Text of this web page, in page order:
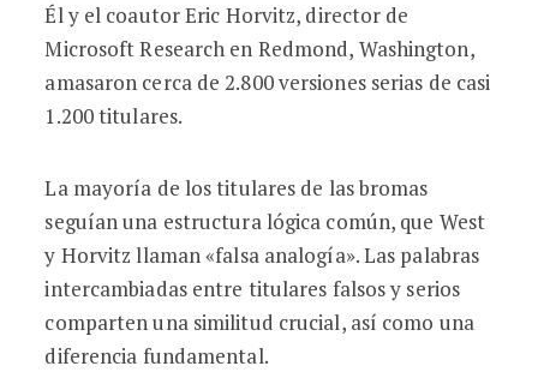
Él y el coautor Eric Horvitz, director de
Microsoft Research en Redmond, Washington,
amasaron cerca de 2.800 versiones serias de casi
1.200 titulares.
La mayoría de los titulares de las bromas
seguían una estructura lógica común, que West
y Horvitz llaman «falsa analogía». Las palabras
intercambiadas entre titulares falsos y serios
comparten una similitud crucial, así como una
diferencia fundamental.